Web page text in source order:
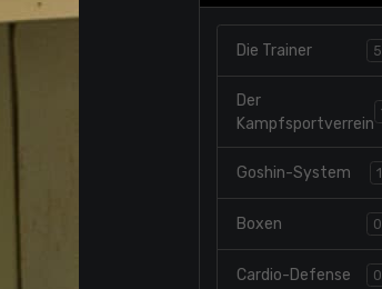
Die Trainer 5
Der
Kampfsportverrein
Goshin-System 1
Boxen 0
Cardio-Defense 0